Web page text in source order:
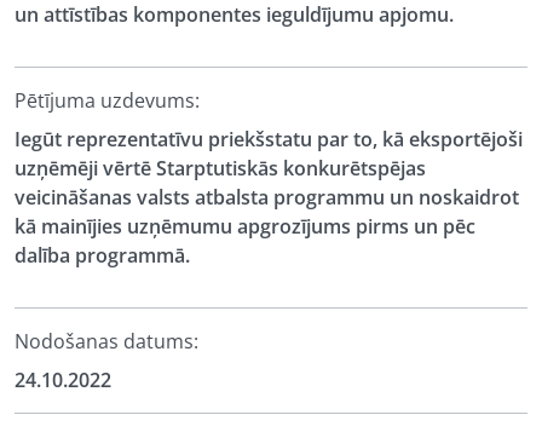
un attīstības komponentes ieguldījumu apjomu.
Pētījuma uzdevums:
Iegūt reprezentatīvu priekšstatu par to, kā eksportējoši
uzņēmēji vērtē Starptutiskās konkurētspējas
veicināšanas valsts atbalsta programmu un noskaidrot
kā mainījies uzņēmumu apgrozījums pirms un pēc
dalība programmā.
Nodošanas datums:
24.10.2022